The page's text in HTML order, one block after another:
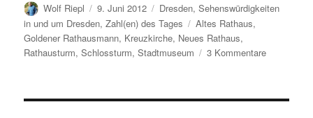
Autor
Wolf Riepl
Veröffentlicht
am
9. Juni 2012 Kategorien
Dresden,Sehenswürdigkeiten
in und um Dresden,Zahl(en) des Tages Schlagwörter
Altes Rathaus,
Goldener Rathausmann, Kreuzkirche, Neues Rathaus,
Rathausturm,Schlossturm,Stadtmuseum 3 Kommentarezu
Rathaus